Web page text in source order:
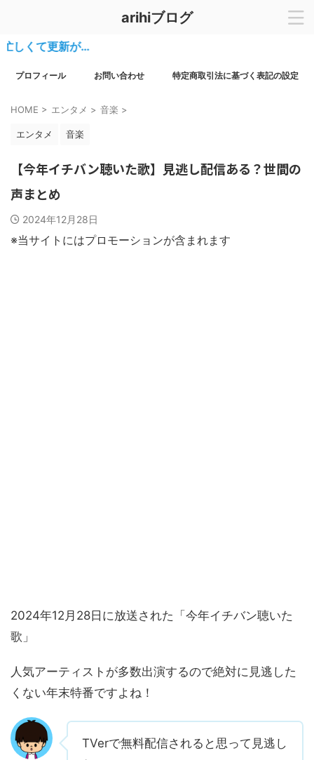
arihiブログ
て更新が…
プロフィール お問い合わせ 特定商取引法に基づく表記の設定
HOME > エンタメ > 音楽 >
エンタメ 音楽
【今年イチバン聴いた歌】見逃し配信ある？世間の
声まとめ
2024年12月28日
※当サイトにはプロモーションが含まれます
2024年12月28日に放送された「今年イチバン聴いた
歌」
人気アーティストが多数出演するので絶対に見逃した
くない年末特番ですよね！
TVerで無料配信されると思って見逃し